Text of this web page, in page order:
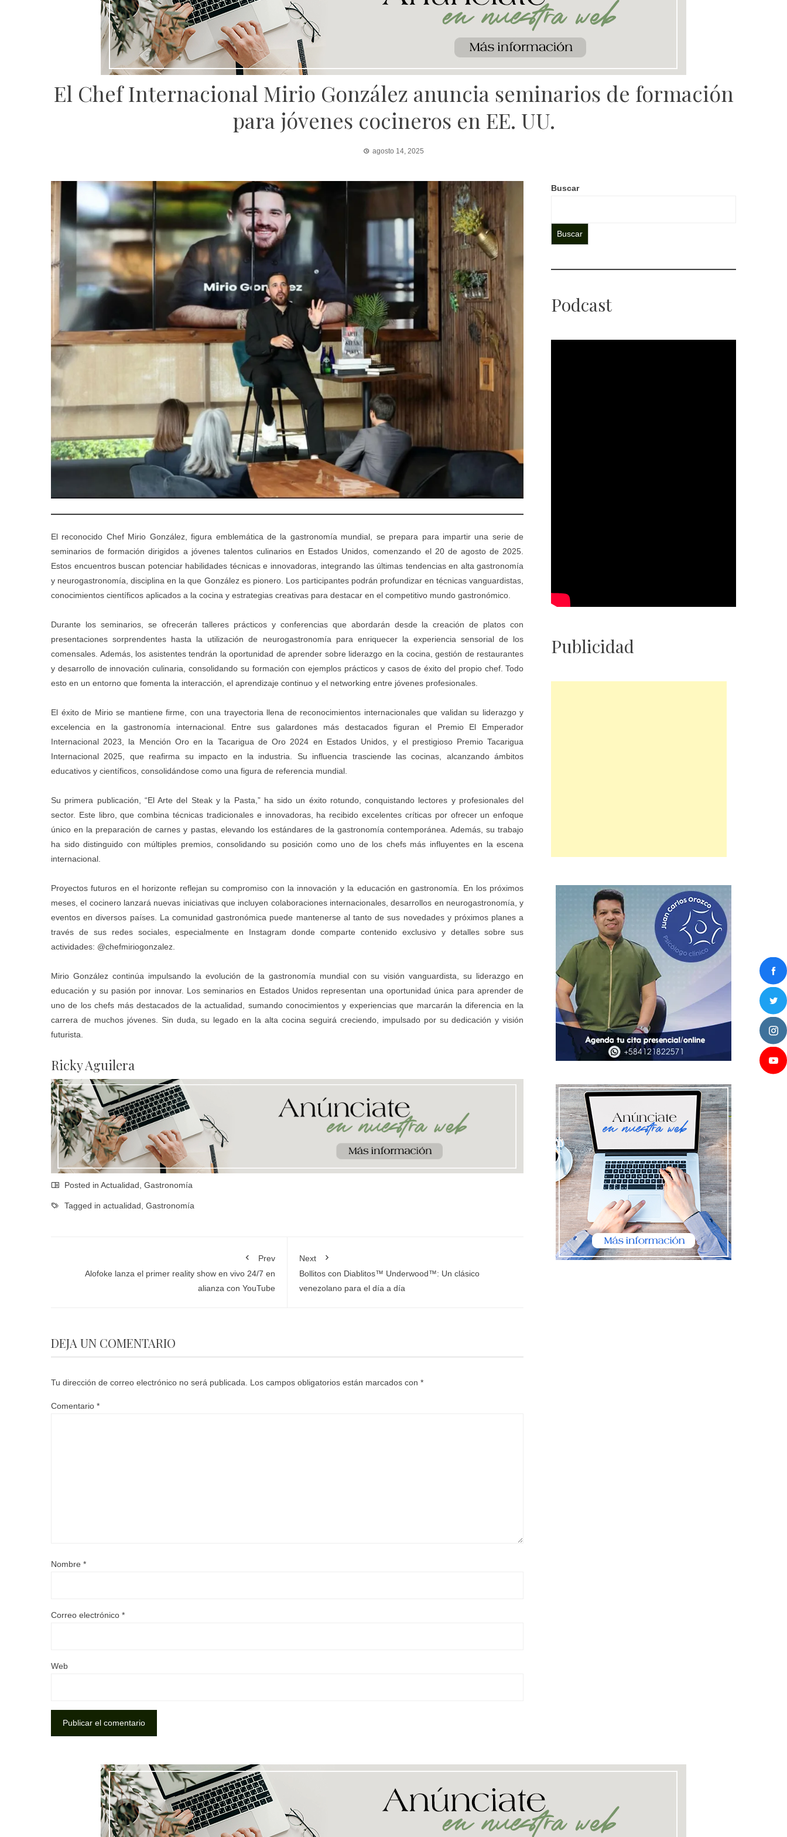
El Chef Internacional Mirio González anuncia seminarios de formación
para jóvenes cocineros en EE. UU.
agosto 14, 2025
El reconocido Chef Mirio González, figura emblemática de la gastronomía mundial, se prepara para impartir una serie de
seminarios de formación dirigidos a jóvenes talentos culinarios en Estados Unidos, comenzando el 20 de agosto de 2025.
Estos encuentros buscan potenciar habilidades técnicas e innovadoras, integrando las últimas tendencias en alta gastronomía
y neurogastronomía, disciplina en la que González es pionero. Los participantes podrán profundizar en técnicas vanguardistas,
conocimientos científicos aplicados a la cocina y estrategias creativas para destacar en el competitivo mundo gastronómico.
Durante los seminarios, se ofrecerán talleres prácticos y conferencias que abordarán desde la creación de platos con
presentaciones sorprendentes hasta la utilización de neurogastronomía para enriquecer la experiencia sensorial de los
comensales. Además, los asistentes tendrán la oportunidad de aprender sobre liderazgo en la cocina, gestión de restaurantes
y desarrollo de innovación culinaria, consolidando su formación con ejemplos prácticos y casos de éxito del propio chef. Todo
esto en un entorno que fomenta la interacción, el aprendizaje continuo y el networking entre jóvenes profesionales.
El éxito de Mirio se mantiene firme, con una trayectoria llena de reconocimientos internacionales que validan su liderazgo y
excelencia en la gastronomía internacional. Entre sus galardones más destacados figuran el Premio El Emperador
Internacional 2023, la Mención Oro en la Tacarigua de Oro 2024 en Estados Unidos, y el prestigioso Premio Tacarigua
Internacional 2025, que reafirma su impacto en la industria. Su influencia trasciende las cocinas, alcanzando ámbitos
educativos y científicos, consolidándose como una figura de referencia mundial.
Su primera publicación, “El Arte del Steak y la Pasta,” ha sido un éxito rotundo, conquistando lectores y profesionales del
sector. Este libro, que combina técnicas tradicionales e innovadoras, ha recibido excelentes críticas por ofrecer un enfoque
único en la preparación de carnes y pastas, elevando los estándares de la gastronomía contemporánea. Además, su trabajo
ha sido distinguido con múltiples premios, consolidando su posición como uno de los chefs más influyentes en la escena
internacional.
Proyectos futuros en el horizonte reflejan su compromiso con la innovación y la educación en gastronomía. En los próximos
meses, el cocinero lanzará nuevas iniciativas que incluyen colaboraciones internacionales, desarrollos en neurogastronomía, y
eventos en diversos países. La comunidad gastronómica puede mantenerse al tanto de sus novedades y próximos planes a
través de sus redes sociales, especialmente en Instagram donde comparte contenido exclusivo y detalles sobre sus
actividades: @chefmiriogonzalez.
Mirio González continúa impulsando la evolución de la gastronomía mundial con su visión vanguardista, su liderazgo en
educación y su pasión por innovar. Los seminarios en Estados Unidos representan una oportunidad única para aprender de
uno de los chefs más destacados de la actualidad, sumando conocimientos y experiencias que marcarán la diferencia en la
carrera de muchos jóvenes. Sin duda, su legado en la alta cocina seguirá creciendo, impulsado por su dedicación y visión
futurista.
Ricky Aguilera
Posted in Actualidad, Gastronomía
Tagged in actualidad, Gastronomía
Prev
Alofoke lanza el primer reality show en vivo 24/7 en
alianza con YouTube
Next
Bollitos con Diablitos™ Underwood™: Un clásico
venezolano para el día a día
DEJA UN COMENTARIO
Tu dirección de correo electrónico no será publicada. Los campos obligatorios están marcados con *
Comentario *
Nombre *
Correo electrónico *
Web
Buscar
Buscar
Podcast
Publicidad